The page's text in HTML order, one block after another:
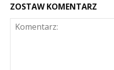
ZOSTAW KOMENTARZ